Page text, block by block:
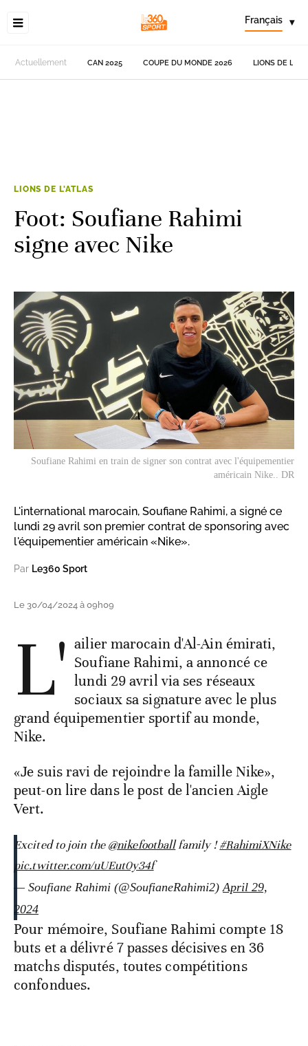
Français ▾
Actuellement CAN 2025 COUPE DU MONDE 2026 LIONS DE
LIONS DE L'ATLAS
Foot: Soufiane Rahimi
signe avec Nike
Soufiane Rahimi en train de signer son contrat avec l'équipementier
américain Nike.. DR
L'international marocain, Soufiane Rahimi, a signé ce
lundi 29 avril son premier contrat de sponsoring avec
l'équipementier américain «Nike».
Par Le360 Sport
Le 30/04/2024 à 09h09
L' ailier marocain d'Al-Ain émirati,
Soufiane Rahimi, a annoncé ce
lundi 29 avril via ses réseaux
sociaux sa signature avec le plus
grand équipementier sportif au monde,
Nike.
«Je suis ravi de rejoindre la famille Nike»,
peut-on lire dans le post de l'ancien Aigle
Vert.
Excited to join the@nikefootballfamily !#RahimiXNike
pic.twitter.com/uUEut0y34f
— Soufiane Rahimi (@SoufianeRahimi2)April 29,
2024
Pour mémoire, Soufiane Rahimi compte 18
buts et a délivré 7 passes décisives en 36
matchs disputés, toutes compétitions
confondues.